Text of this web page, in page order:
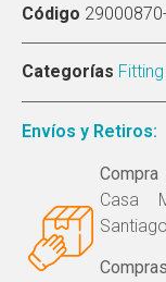
Código
Categorías
Envíos y Retiros:
Compra
Casa